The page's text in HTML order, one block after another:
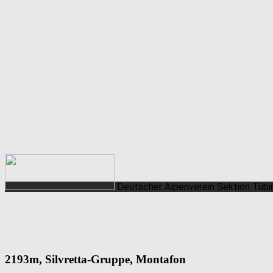
Deutscher Alpenverein Sektion
2193m, Silvretta-Gruppe, Montafon